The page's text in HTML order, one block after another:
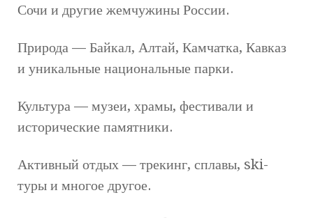
Сочи и другие жемчужины России.
Природа — Байкал, Алтай, Камчатка, Кавказ
и уникальные национальные парки.
Культура — музеи, храмы, фестивали и
исторические памятники.
Активный отдых — трекинг, сплавы, ski-
туры и многое другое.